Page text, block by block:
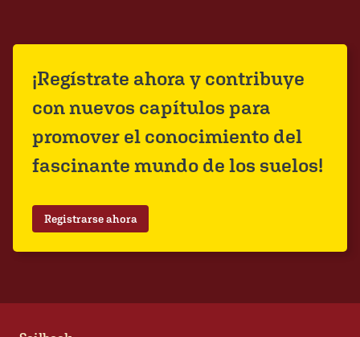
¡Regístrate ahora y contribuye
con nuevos capítulos para
promover el conocimiento del
fascinante mundo de los suelos!
Registrarse ahora